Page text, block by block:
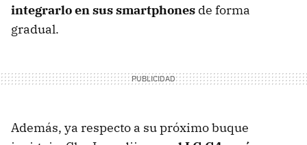
integrarlo en sus smartphones de forma
gradual.
Además, ya respecto a su próximo buque